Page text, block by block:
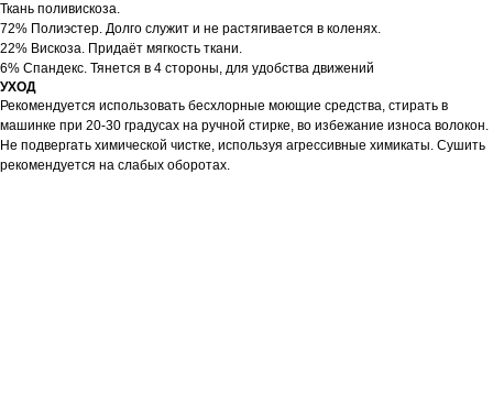
Ткань поливискоза.
72% Полиэстер. Долго служит и не растягивается в коленях.
22% Вискоза. Придаёт мягкость ткани.
6% Спандекс. Тянется в 4 стороны, для удобства движений
УХОД
Рекомендуется использовать бесхлорные моющие средства, стирать в
машинке при 20-30 градусах на ручной стирке, во избежание износа волокон.
Не подвергать химической чистке, используя агрессивные химикаты. Сушить
рекомендуется на слабых оборотах.